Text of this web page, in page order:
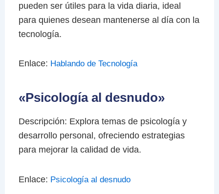
pueden ser útiles para la vida diaria, ideal
para quienes desean mantenerse al día con la
tecnología.
Enlace: Hablando de Tecnología
«Psicología al desnudo»
Descripción: Explora temas de psicología y
desarrollo personal, ofreciendo estrategias
para mejorar la calidad de vida.
Enlace: Psicología al desnudo